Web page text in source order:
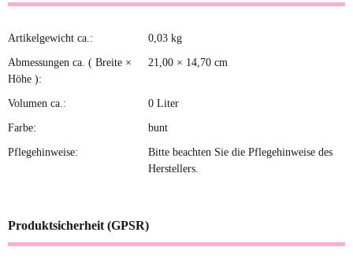
Produkteigenschaft
Wert
Artikelgewicht ca.: 0,03 kg
Abmessungen ca. ( Breite ×
Höhe ):
21,00 × 14,70 cm
Volumen ca.: 0 Liter
Farbe: bunt
Pflegehinweise:
Bitte beachten Sie die Pflegehinweise des
Herstellers.
Produktsicherheit (GPSR)